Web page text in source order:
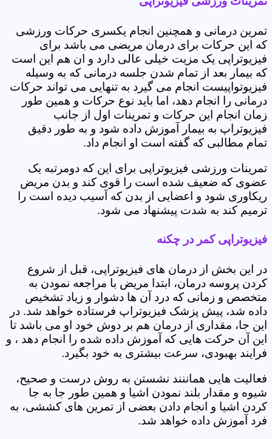
تمرین درمانی و همچنین انجام یکسری حرکات ورزشی
که این حرکات برای درمان مریضی می باشد برای
فیزیوتراپی یک مزیت خیلی عالی دارد و ان هم این است
که بیمار بعد از تمام شدن جلسه درمانی که به وسیله
فیزیوتواپیست انجام می گیرد به تنهایی می تواند حرکات
درمانی را انجام دهد، اما باید نوع حرکات و همین طور
زمان انجام این حرکات و تمرینات اول از جانب
فیزیوتراپ به بیمار آموزش داده شود و به طور دقیق
تمام مطالبی که گفته است او انجام داد.
تمرینات ورزشی فیزیوتراپی برای این که دومرتبه یک
عضوی که ضعیف شده است را قوی کند و بدن مریض
ریکاوری شود و اعضایی از بدن که آسیب دیده است را
ترمیم کند به شدت پیشنهاد می شود.
فیزیوتراپی کمر در چکنه
در این بخش از درمان های فیزیوتراپی، قبل از شروع
کردن پروسه درمان، ابتدا مریض با مراجعه نمودن به
متخصص و زمانی که درد آن ها دشوار و زیاد تشخیص
داده شد، پیش پزشک فیزیوتراپ فرستاده خواهد شد. در
این جا، مقداری از درمان هم بر دوش خود او می باشد تا
این آن حرکت هایی که آموزش داده شده را انجام دهد ، و
فرایند بهبودی، سرعت بیشتری به خود بگیرد.
فعالیت هایی هماننند نشستن به روش درست و صحیح،
شیوه و مقدار بلند نمودن اشیا و همین طور جا به جا
کردن اشیا و انجام دادن بعضی از تمرین های کششی، به
فرد آموزش داده خواهد شد.